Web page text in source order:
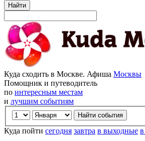
Найти
Куда сходить в Москве. Афиша Москвы
Помощник и путеводитель
по интересным местам
и лучшим событиям
Куда пойти сегодня завтра в выходные